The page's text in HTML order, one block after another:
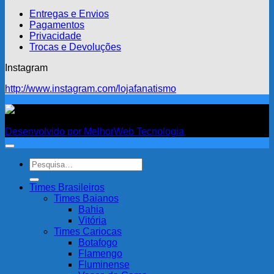
Entregas e Envios
Pagamentos
Privacidade
Trocas e Devoluções
Instagram
http://www.instagram.com/lojafanatismo
Desenvolvido por MelhorWeb Tecnologia
Pesquisar
por:
Times Brasileiros
Times Baianos
Bahia
Vitória
Times Cariocas
Botafogo
Flamengo
Fluminense